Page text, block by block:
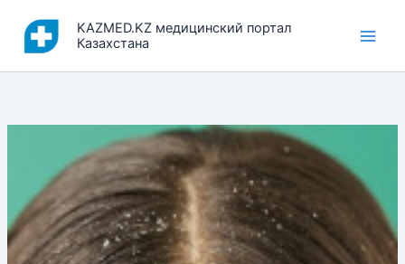
содержимому
KAZMED.KZ медицинский портал
Казахстана